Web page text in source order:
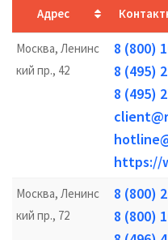
Адрес
Москва, Ленинс
кий пр., 42
8 (800)
8 (495)
8 (495)
https://
Москва, Ленинс
кий пр., 72
8 (800)
8 (800)